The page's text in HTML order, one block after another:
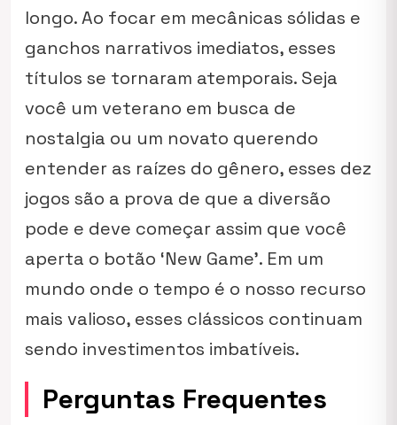
longo. Ao focar em mecânicas sólidas e
ganchos narrativos imediatos, esses
títulos se tornaram atemporais. Seja
você um veterano em busca de
nostalgia ou um novato querendo
entender as raízes do gênero, esses dez
jogos são a prova de que a diversão
pode e deve começar assim que você
aperta o botão ‘New Game’. Em um
mundo onde o tempo é o nosso recurso
mais valioso, esses clássicos continuam
sendo investimentos imbatíveis.
Perguntas Frequentes